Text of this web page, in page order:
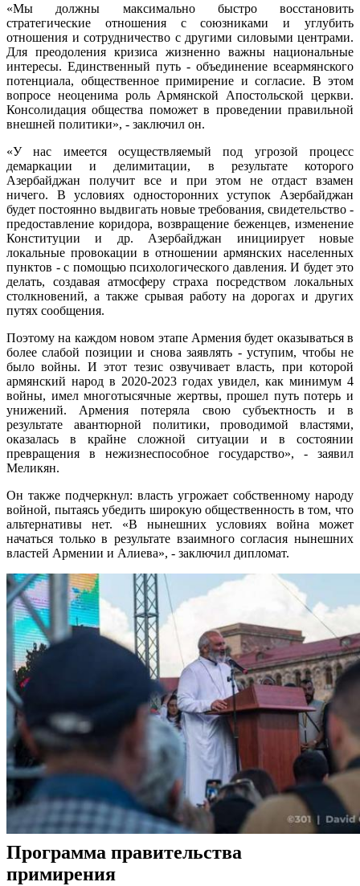
«Мы должны максимально быстро восстановить
стратегические отношения с союзниками и углубить
отношения и сотрудничество с другими силовыми центрами.
Для преодоления кризиса жизненно важны национальные
интересы. Единственный путь - объединение всеармянского
потенциала, общественное примирение и согласие. В этом
вопросе неоценима роль Армянской Апостольской церкви.
Консолидация общества поможет в проведении правильной
внешней политики», - заключил он.
«У нас имеется осуществляемый под угрозой процесс
демаркации и делимитации, в результате которого
Азербайджан получит все и при этом не отдаст взамен
ничего. В условиях односторонних уступок Азербайджан
будет постоянно выдвигать новые требования, свидетельство -
предоставление коридора, возвращение беженцев, изменение
Конституции и др. Азербайджан инициирует новые
локальные провокации в отношении армянских населенных
пунктов - с помощью психологического давления. И будет это
делать, создавая атмосферу страха посредством локальных
столкновений, а также срывая работу на дорогах и других
путях сообщения.
Поэтому на каждом новом этапе Армения будет оказываться в
более слабой позиции и снова заявлять - уступим, чтобы не
было войны. И этот тезис озвучивает власть, при которой
армянский народ в 2020-2023 годах увидел, как минимум 4
войны, имел многотысячные жертвы, прошел путь потерь и
унижений. Армения потеряла свою субъектность и в
результате авантюрной политики, проводимой властями,
оказалась в крайне сложной ситуации и в состоянии
превращения в нежизнеспособное государство», - заявил
Меликян.
Он также подчеркнул: власть угрожает собственному народу
войной, пытаясь убедить широкую общественность в том, что
альтернативы нет. «В нынешних условиях война может
начаться только в результате взаимного согласия нынешних
властей Армении и Алиева», - заключил дипломат.
Программа правительства
примирения